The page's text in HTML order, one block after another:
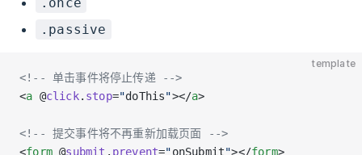
.passive
template
<!-- 单击事件将停止传递 -->
<a @click. stop="doThis"></a>
<!-- 提交事件将不再重新加载页面 -->
<form @submit . prevent="onSubmit"></form>